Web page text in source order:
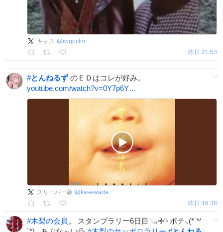
キャズ @iwgpclm
昨日 21:53
#とんねるず のＥＤはコレが好み。
youtube.com/watch?v=0Y7p6Y…
スリーパー朝 @ kasewada
昨日 16:38
#木梨の会員 。 スタンプラリー6日目𓂅𖧷𓄹 ポチ⸜(*˙꒳